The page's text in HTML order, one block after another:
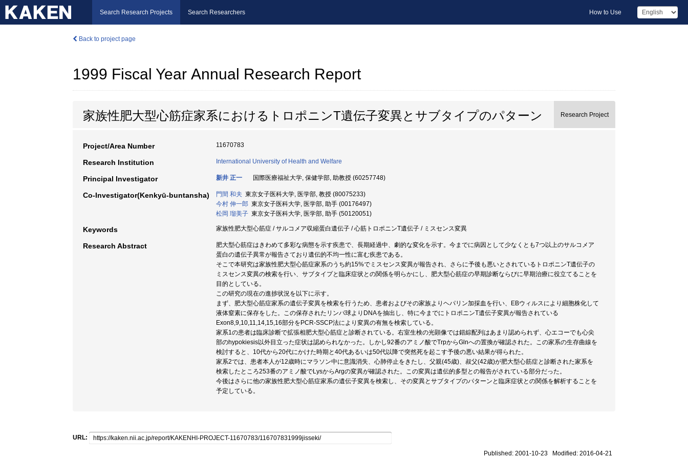
Search Research Projects Search Researchers How to Use
Back to project page
1999 Fiscal Year Annual Research Report
家族性肥大型心筋症家系におけるトロポニンT遺伝子変異とサブタイプのパターン Research Project
Project/Area Number 11670783
Research Institution International University of Health and Welfare
Principal Investigator 新井 正一 国際医療福祉大学, 保健学部, 助教授 (60257748)
Co-Investigator(Kenkyū-buntansha) 門間 和夫 東京女子医科大学, 医学部, 教授 (80075233)
今村 伸一郎 東京女子医科大学, 医学部, 助手 (00176497)
松岡 瑠美子 東京女子医科大学, 医学部, 助手 (50120051)
Keywords 家族性肥大型心筋症 / サルコメア収縮蛋白遺伝子 / 心筋トロポニンT遺伝子 / ミスセンス変異
Research Abstract
肥大型心筋症はきわめて多彩な病態を示す疾患で、長期経過中、劇的な変化を示す。今までに病因として少なくとも7つ以上のサルコメア
蛋白の遺伝子異常が報告さており遺伝的不均一性に富む疾患である。
そこで本研究は家族性肥大型心筋症家系のうち約15%でミスセンス変異が報告され、さらに予後も悪いとされているトロポニンT遺伝子の
ミスセンス変異の検索を行い、サブタイプと臨床症状との関係を明らかにし、肥大型心筋症の早期診断ならびに早期治療に役立てることを
目的としている。
この研究の現在の進捗状況を以下に示す。
まず、肥大型心筋症家系の遺伝子変異を検索を行うため、患者およびその家族よりヘパリン加採血を行い、EBウィルスにより細胞株化して
液体窒素に保存をした。この保存されたリンパ球よりDNAを抽出し、特に今までにトロポニンT遺伝子変異が報告されている
Exon8,9,10,11,14,15,16部分をPCR-SSCP法により変異の有無を検索している。
家系1の患者は臨床診断で拡張相肥大型心筋症と診断されている。右室生検の光顕像では錯綜配列はあまり認められず、心エコーでも心尖
部のhypokiesis以外目立った症状は認められなかった。しかし92番のアミノ酸でTrpからGlnへの置換が確認された。この家系の生存曲線を
検討すると、10代から20代にかけた時期と40代あるいは50代以降で突然死を起こす予後の悪い結果が得られた。
家系2では、患者本人が12歳時にマラソン中に意識消失、心肺停止をきたし、父親(45歳)、叔父(42歳)が肥大型心筋症と診断された家系を
検索したところ253番のアミノ酸でLysからArgの変異が確認された。この変異は遺伝的多型との報告がされている部分だった。
今後はさらに他の家族性肥大型心筋症家系の遺伝子変異を検索し、その変異とサブタイプのパターンと臨床症状との関係を解析することを
予定している。
URL:
Published: 2001-10-23 Modified: 2016-04-21